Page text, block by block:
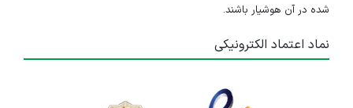
شده در آن هوشیار باشند.
نماد اعتماد الکترونیکی